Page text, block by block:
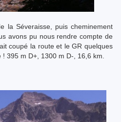
la Séveraisse, puis cheminement
avons pu nous rendre compte de
coupé la route et le GR quelques
395 m D+, 1300 m D-, 16,6 km.